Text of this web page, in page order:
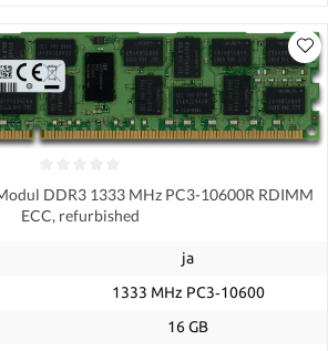
DDR3 1333 MHz PC3-10600R RDIMM
ECC, refurbished
ja
1333 MHz PC3‑10600
16 GB